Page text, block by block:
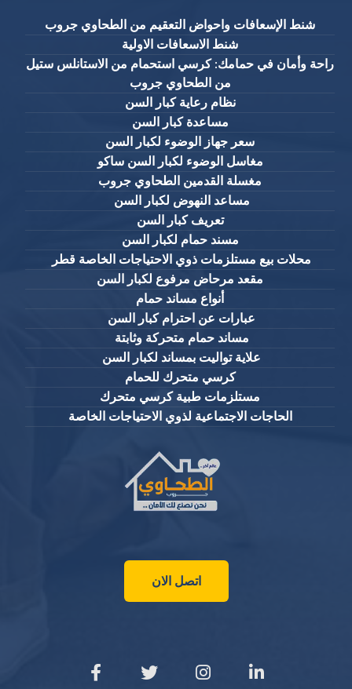
شنط الإسعافات واحواض التعقيم من الطحاوي جروب
شنط الاسعافات الاولية
راحة وأمان في حمامك: كرسي استحمام من الاستانلس ستيل
من الطحاوي جروب
نظام رعاية كبار السن
مساعدة كبار السن
سعر جهاز الوضوء لكبار السن
مغاسل الوضوء لكبار السن ساكو
مغسلة القدمين الطحاوي جروب
مساعد النهوض لكبار السن
تعريف كبار السن
مسند حمام لكبار السن
محلات بيع مستلزمات ذوي الاحتياجات الخاصة قطر
مقعد مرحاض مرفوع لكبار السن
أنواع مساند حمام
عبارات عن احترام كبار السن
مساند حمام متحركة وثابتة
علاية تواليت بمساند لكبار السن
كرسي متحرك للحمام
مستلزمات طبية كرسي متحرك
الحاجات الاجتماعية لذوي الاحتياجات الخاصة
اتصل الان